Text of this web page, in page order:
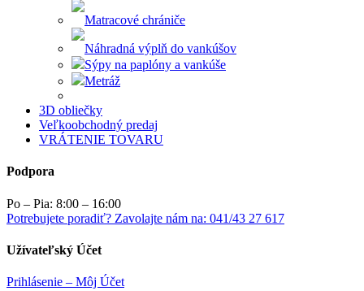
Matracové chrániče
Náhradná výplň do vankúšov
Sýpy na paplóny a vankúše
Metráž
3D obliečky
Veľkoobchodný predaj
VRÁTENIE TOVARU
Podpora
Po – Pia: 8:00 – 16:00
Potrebujete poradiť? Zavolajte nám na: 041/43 27 617
Užívateľský Účet
Prihlásenie – Môj Účet